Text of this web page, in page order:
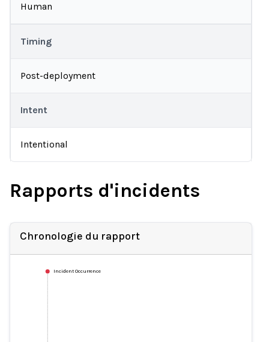
Human
Timing
Post-deployment
Intent
Intentional
Rapports d'incidents
Chronologie du rapport
Incident Occurrence